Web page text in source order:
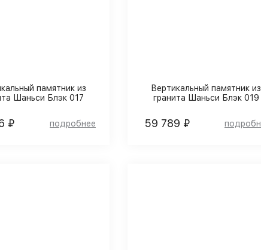
памятник из
Шаньси Блэк 017
₽
Вертикальный памятник из
гранита Шаньси Блэк 019
59 789 ₽